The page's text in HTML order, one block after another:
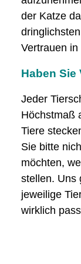
der Katze
Vertrauen
Haben Sie
Jeder
Höchstmaß
Tiere
Sie bitte
möchten,
stellen. Uns
jeweilige
wirklich